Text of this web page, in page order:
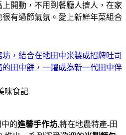
開動，不用到餐廳人擠人，在家
有過節氣氛。 愛上新鮮年菜組合
，結合在地田中米製成招牌吐司
田中餅，一躍成為新一代田中伴
味食記
的進馨手作坊,將在地農特產-田